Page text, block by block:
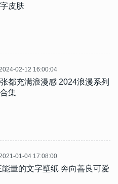
皮肤
02-12 16:00:04
都充满浪漫感 2024浪漫系列
集
01-04 17:08:00
量的文字壁纸 奔向善良可爱